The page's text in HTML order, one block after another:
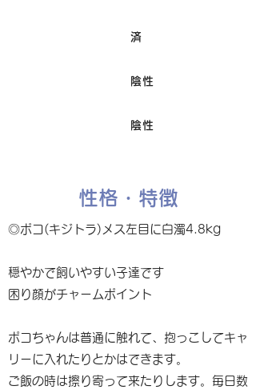
済
陰性
陰性
性格・特徴
◎ポコ(キジトラ)メス左目に白濁4.8kg
穏やかで飼いやすい子達です
困り顔がチャームポイント
ポコちゃんは普通に触れて、抱っこしてキャ
リーに入れたりとかはできます。
ご飯の時は擦り寄って来たりします。毎日数